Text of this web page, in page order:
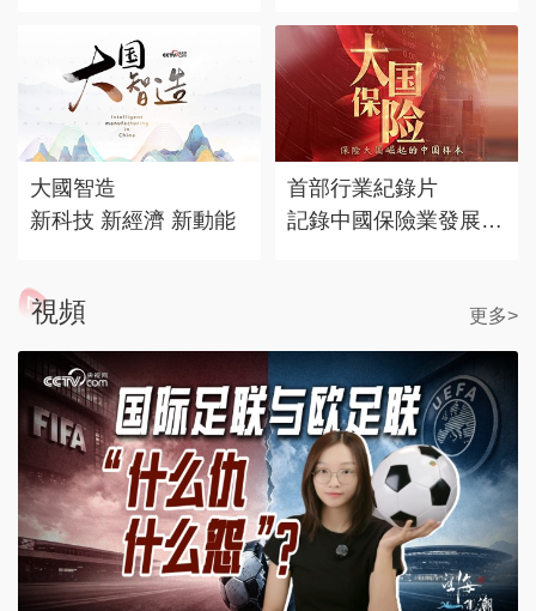
遇。
大國智造
新科技 新經濟 新動能
首部行業紀錄片
記錄中國保險業發展歷
視頻 更多>